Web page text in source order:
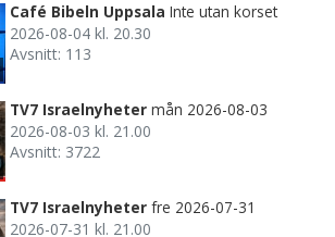
Café Bibeln Uppsala Inte utan korset
2026-08-04 kl. 20.30
Avsnitt: 113
TV7 Israelnyheter mån 2026-08-03
2026-08-03 kl. 21.00
Avsnitt: 3722
TV7 Israelnyheter fre 2026-07-31
2026-07-31 kl. 21.00